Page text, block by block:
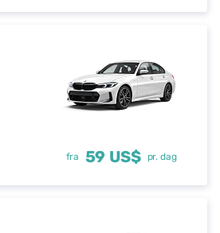
fra 59 US$ pr. dag